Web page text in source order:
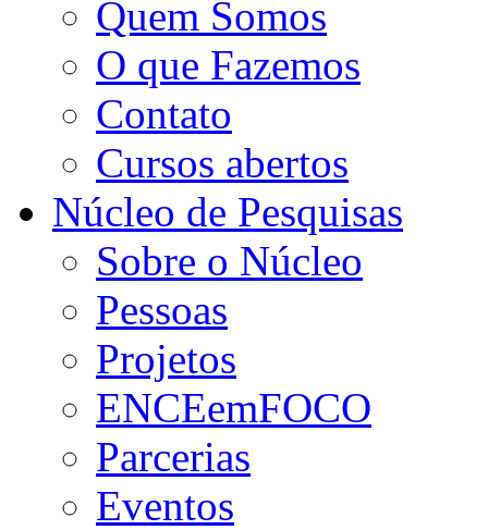
Quem Somos
O que Fazemos
Contato
Cursos abertos
Núcleo de Pesquisas
Sobre o Núcleo
Pessoas
Projetos
ENCEemFOCO
Parcerias
Eventos